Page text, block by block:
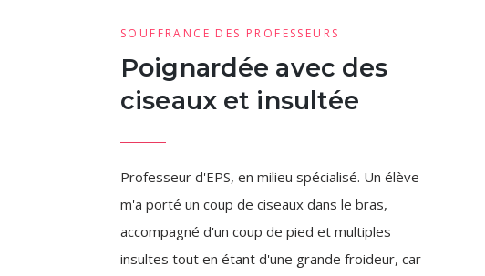
SOUFFRANCE DES PROFESSEURS
Poignardée avec des
ciseaux et insultée
Professeur d'EPS, en milieu spécialisé. Un élève
m'a porté un coup de ciseaux dans le bras,
accompagné d'un coup de pied et multiples
insultes tout en étant d'une grande froideur, car